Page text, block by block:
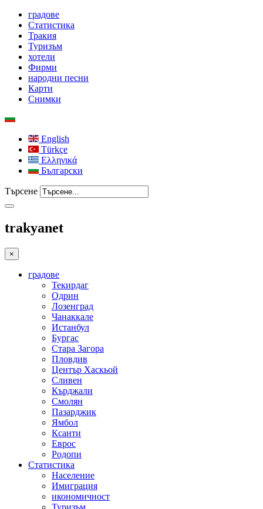
градове
Статистика
Тракия
Туризъм
хотели
Фирми
народни песни
Карти
Снимки
English
Türkçe
Ελληνικά
Български
Търсене
trakyanet
×
градове
Текирдаг
Одрин
Лозенград
Чанаккале
Истанбул
Бургас
Стара Загора
Пловдив
Център Хаскьой
Сливен
Кърджали
Смолян
Пазарджик
Ямбол
Ксанти
Еврос
Родопи
Статистика
Население
Имиграция
икономичност
Туризъм